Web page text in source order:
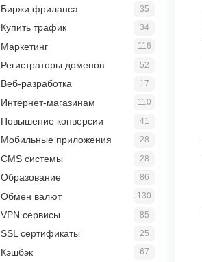
35
Биржи фриланса
34
Купить трафик
116
Маркетинг
52
Регистраторы доменов
17
Веб-разработка
110
Интернет-магазинам
41
Повышение конверсии
28
Мобильные приложения
28
CMS системы
86
Образование
130
Обмен валют
85
VPN сервисы
25
SSL сертификаты
67
Кэшбэк